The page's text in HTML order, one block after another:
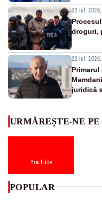
22 iul. 2026,
droguri,
22 iul.
Primarul
juridică
URMĂREȘTE-NE PE
YouTube
POPULAR